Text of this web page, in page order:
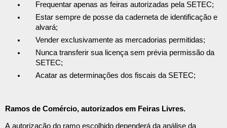
Frequentar apenas as feiras autorizadas pela SETEC;
Estar sempre de posse da caderneta de identificação e
alvará;
Vender exclusivamente as mercadorias permitidas;
Nunca transferir sua licença sem prévia permissão da
SETEC;
Acatar as determinações dos fiscais da SETEC;
Ramos de Comércio, autorizados em Feiras Livres.
A autorização do ramo escolhido dependerá da análise da